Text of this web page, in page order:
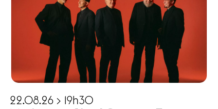
22.08.26 > 19h30